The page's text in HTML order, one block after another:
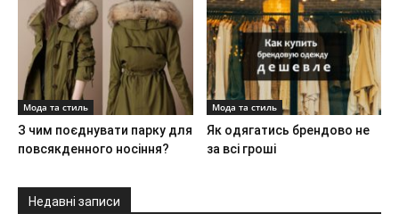
Мода та стиль
З чим поєднувати парку для
повсякденного носіння?
Мода та стиль
Як одягатись брендово не
за всі гроші
Недавні записи